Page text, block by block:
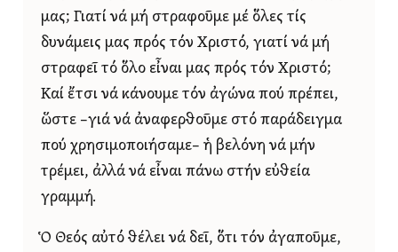
μας; Γιατί νά μή στραφοῦμε μέ ὅλες τίς
δυνάμεις μας πρός τόν Χριστό, γιατί νά μή
στραφεῖ τό ὅλο εἶναι μας πρός τόν Χριστό;
Καί ἔτσι νά κάνουμε τόν ἀγώνα πού πρέπει,
ὥστε –γιά νά ἀναφερθοῦμε στό παράδειγμα
πού χρησιμοποιήσαμε– ἡ βελόνη νά μήν
τρέμει, ἀλλά νά εἶναι πάνω στήν εὐθεία
γραμμή.
Ὁ Θεός αὐτό θέλει νά δεῖ, ὅτι τόν ἀγαποῦμε,